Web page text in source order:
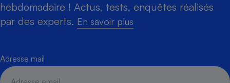
hebdomadaire ! Actus, tests, enquêtes réalisés
par des experts. En savoir plus
Adresse mail